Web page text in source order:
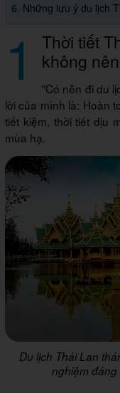
6. Những lưu ý du lịch
1 Thời tiết
không
"Có nên đi du
lời của mình là: Hoàn
tiết kiệm, thời tiết dịu
mùa hạ.
Du lịch Thái Lan
nghiệm